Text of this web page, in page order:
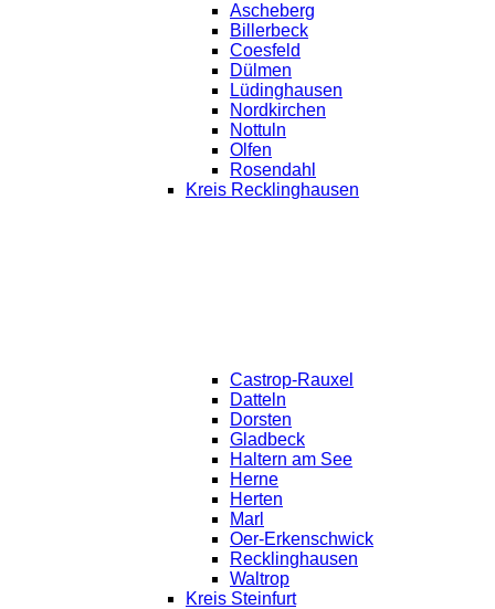
Ascheberg
Billerbeck
Coesfeld
Dülmen
Lüdinghausen
Nordkirchen
Nottuln
Olfen
Rosendahl
Kreis Recklinghausen
Castrop-Rauxel
Datteln
Dorsten
Gladbeck
Haltern am See
Herne
Herten
Marl
Oer-Erkenschwick
Recklinghausen
Waltrop
Kreis Steinfurt